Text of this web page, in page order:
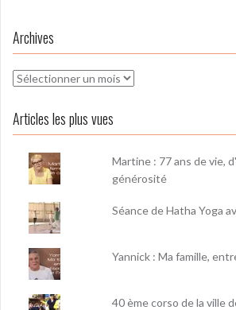
Archives
Archives
Articles les plus vues
Martine : 77 ans de vie,
générosité
Séance de Hatha Yoga
Yannick : Ma famille,
40 ème corso de la ville